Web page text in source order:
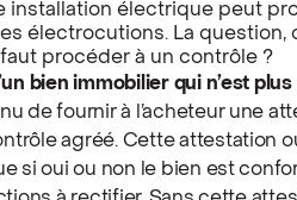
installation électrique peut
électrocutions. La question,
faut procéder à un contrôle ?
bien immobilier qui n’est
de fournir à l’acheteur une
agréé. Cette attestation
si oui ou non le bien est